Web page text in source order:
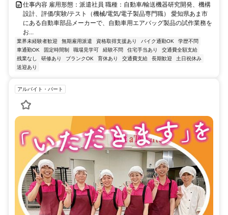
仕事内容 雇用形態：派遣社員 職種：自動車/輸送機器研究開発、機構
設計、評価/実験/テスト（機械/電気/電子製品専門職） 愛知県あま市
にある自動車部品メーカーで、自動車用エアバッグ製品の試作業務を
お...
業界未経験者歓迎 無期雇用派遣 資格取得支援あり バイク通勤OK
学歴不問
車通勤OK
固定時間制 職場見学可 経験不問 住宅手当あり
交通費全額支給
残業なし
研修あり ブランクOK 育休あり 交通費支給 長期歓迎
土日祝休み
送迎あり
アルバイト・パート